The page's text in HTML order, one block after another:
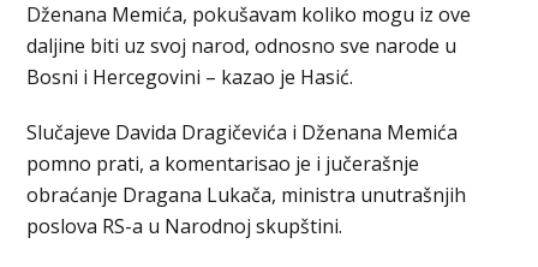
Dženana Memića, pokušavam koliko mogu iz ove
daljine biti uz svoj narod, odnosno sve narode u
Bosni i Hercegovini – kazao je Hasić.
Slučajeve Davida Dragičevića i Dženana Memića
pomno prati, a komentarisao je i jučerašnje
obraćanje Dragana Lukača, ministra unutrašnjih
poslova RS-a u Narodnoj skupštini.